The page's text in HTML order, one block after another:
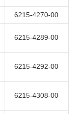
6215-4270-00
6215-4289-00
6215-4292-00
6215-4308-00